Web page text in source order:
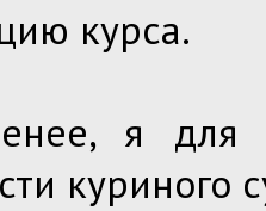
курса.
я для
куриного